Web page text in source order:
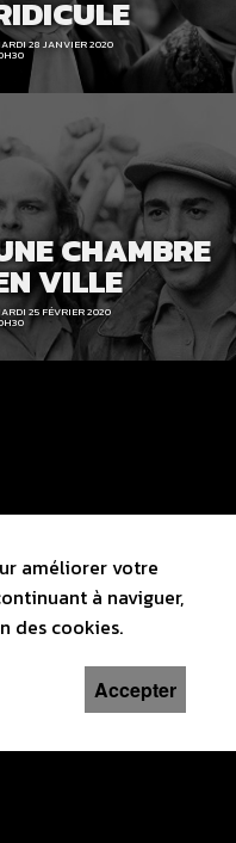
28 JANVIER 2020
CHAMBRE
VILLE
25 FÉVRIER 2020
améliorer votre
à naviguer,
des cookies.
Accepter